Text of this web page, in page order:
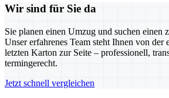
Wir sind für Sie da
Sie planen einen Umzug und suchen einen
Unser erfahrenes Team steht Ihnen von der
letzten Karton zur Seite – professionell,
termingerecht.
Jetzt schnell vergleichen